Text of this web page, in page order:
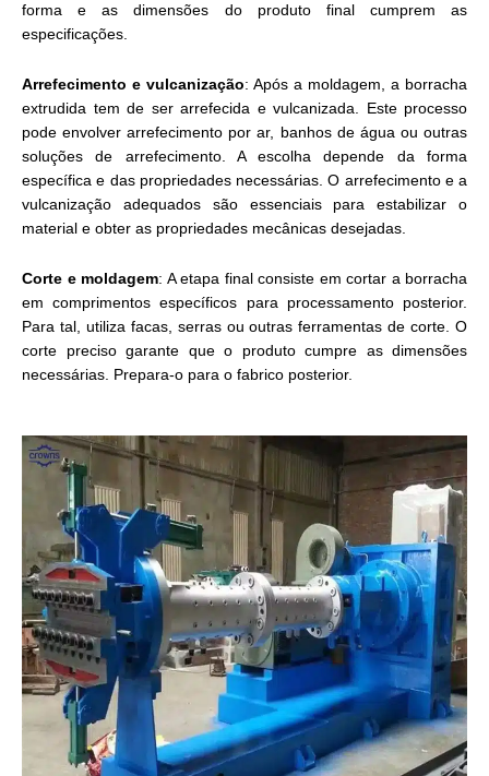
forma e as dimensões do produto final cumprem as
especificações.
Arrefecimento e vulcanização: Após a moldagem, a borracha
extrudida tem de ser arrefecida e vulcanizada. Este processo
pode envolver arrefecimento por ar, banhos de água ou outras
soluções de arrefecimento. A escolha depende da forma
específica e das propriedades necessárias. O arrefecimento e a
vulcanização adequados são essenciais para estabilizar o
material e obter as propriedades mecânicas desejadas.
Corte e moldagem: A etapa final consiste em cortar a borracha
em comprimentos específicos para processamento posterior.
Para tal, utiliza facas, serras ou outras ferramentas de corte. O
corte preciso garante que o produto cumpre as dimensões
necessárias. Prepara-o para o fabrico posterior.